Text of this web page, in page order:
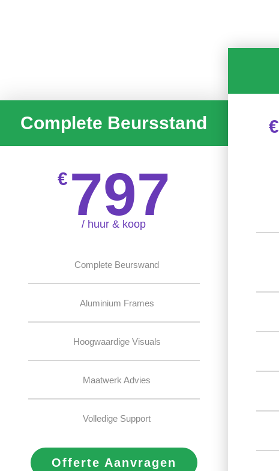
Complete Beursstand
€ 797
/ huur & koop
Complete Beurswand
Aluminium Frames
Hoogwaardige Visuals
Maatwerk Advies
Volledige Support
Offerte Aanvragen
€